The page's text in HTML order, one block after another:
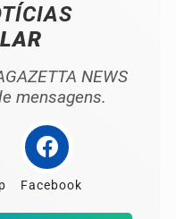
NEWS
mensagens.
Facebook